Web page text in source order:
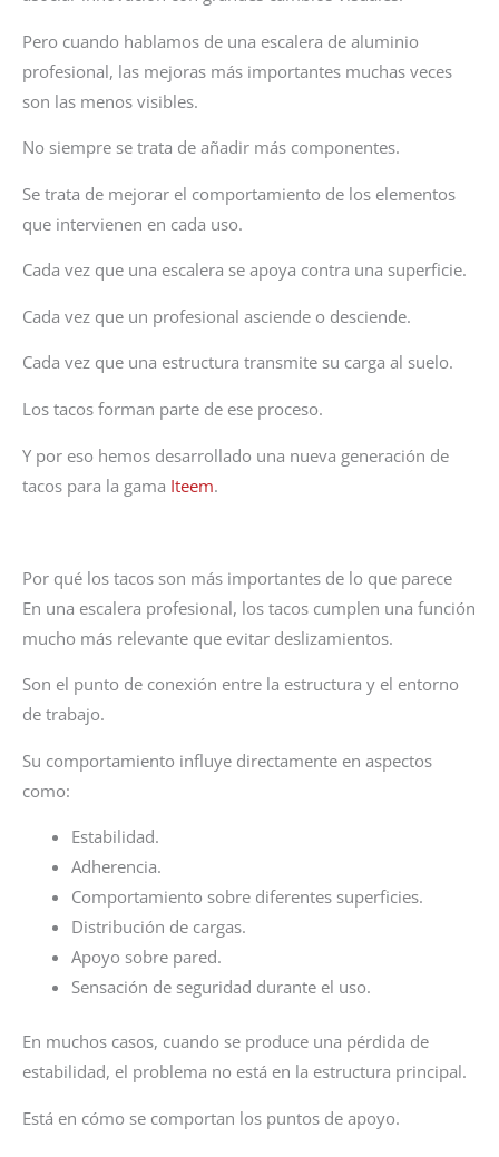
Pero cuando hablamos de una escalera de aluminio
profesional, las mejoras más importantes muchas veces
son las menos visibles.
No siempre se trata de añadir más componentes.
Se trata de mejorar el comportamiento de los elementos
que intervienen en cada uso.
Cada vez que una escalera se apoya contra una superficie.
Cada vez que un profesional asciende o desciende.
Cada vez que una estructura transmite su carga al suelo.
Los tacos forman parte de ese proceso.
Y por eso hemos desarrollado una nueva generación de
tacos para la gama Iteem.
Por qué los tacos son más importantes de lo que parece
En una escalera profesional, los tacos cumplen una función
mucho más relevante que evitar deslizamientos.
Son el punto de conexión entre la estructura y el entorno
de trabajo.
Su comportamiento influye directamente en aspectos
como:
Estabilidad.
Adherencia.
Comportamiento sobre diferentes superficies.
Distribución de cargas.
Apoyo sobre pared.
Sensación de seguridad durante el uso.
En muchos casos, cuando se produce una pérdida de
estabilidad, el problema no está en la estructura principal.
Está en cómo se comportan los puntos de apoyo.